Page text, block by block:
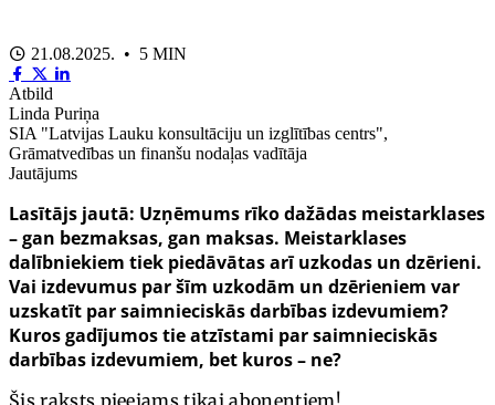
21.08.2025. • 5 MIN
Atbild
Linda Puriņa
SIA "Latvijas Lauku konsultāciju un izglītības centrs",
Grāmatvedības un finanšu nodaļas vadītāja
Jautājums
Lasītājs jautā: Uzņēmums rīko dažādas meistarklases
– gan bezmaksas, gan maksas. Meistarklases
dalībniekiem tiek piedāvātas arī uzkodas un dzērieni.
Vai izdevumus par šīm uzkodām un dzērieniem var
uzskatīt par saimnieciskās darbības izdevumiem?
Kuros gadījumos tie atzīstami par saimnieciskās
darbības izdevumiem, bet kuros – ne?
Šis raksts pieejams tikai abonentiem!